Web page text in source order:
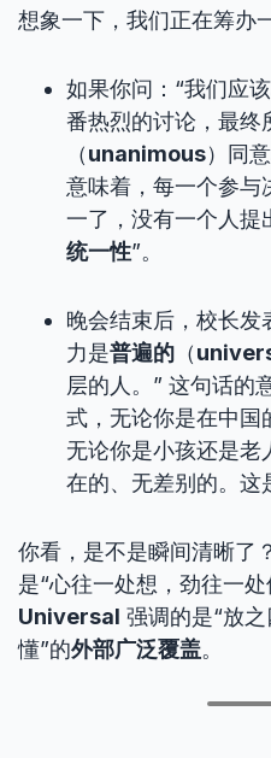
想象一下，我们正在筹办
如果你问：“我们应
番热烈的讨论，最终
（unanimous）同
意味着，每一个参与
一了，没有一个人提
统一性”。
晚会结束后，校长发
力是普遍的 （
层的人。” 这句话的
式，无论你是在中国
无论你是小孩还是老
在的、无差别的。这
你看，是不是瞬间清晰了？
是“心往一处想，劲往一处
Universal 强调的是“放
懂”的外部广泛覆盖。